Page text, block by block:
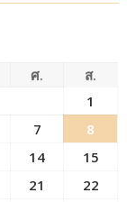
ศ.
ส.
1
7
8
14
15
21
22